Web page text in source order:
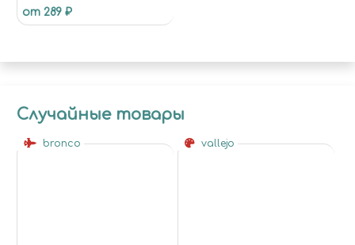
от 289 ₽
Случайные товары
bronco vallejo